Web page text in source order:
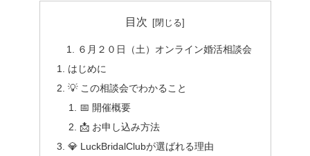
目次
６月２０日（土）オンライン婚活相談会
はじめに
💡 この相談会でわかること
📅 開催概要
📩 お申し込み方法
💎 LuckBridalClubが選ばれる理由